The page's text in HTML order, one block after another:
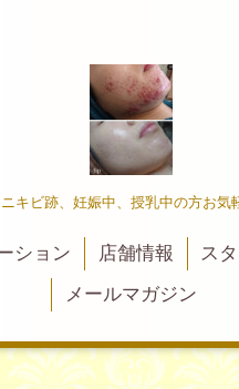
キビ跡、妊娠中、授乳中の方お気
ション 店舗情報 ス
メールマガジン